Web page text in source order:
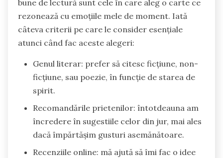
bune de lectură sunt cele în care aleg o carte ce
rezonează cu emoțiile mele de moment. Iată
câteva criterii pe care le consider esențiale
atunci când fac aceste alegeri:
Genul literar: prefer să citesc ficțiune, non-
ficțiune, sau poezie, în funcție de starea de
spirit.
Recomandările prietenilor: întotdeauna am
încredere în sugestiile celor din jur, mai ales
dacă împărtășim gusturi asemănătoare.
Recenziile online: mă ajută să îmi fac o idee